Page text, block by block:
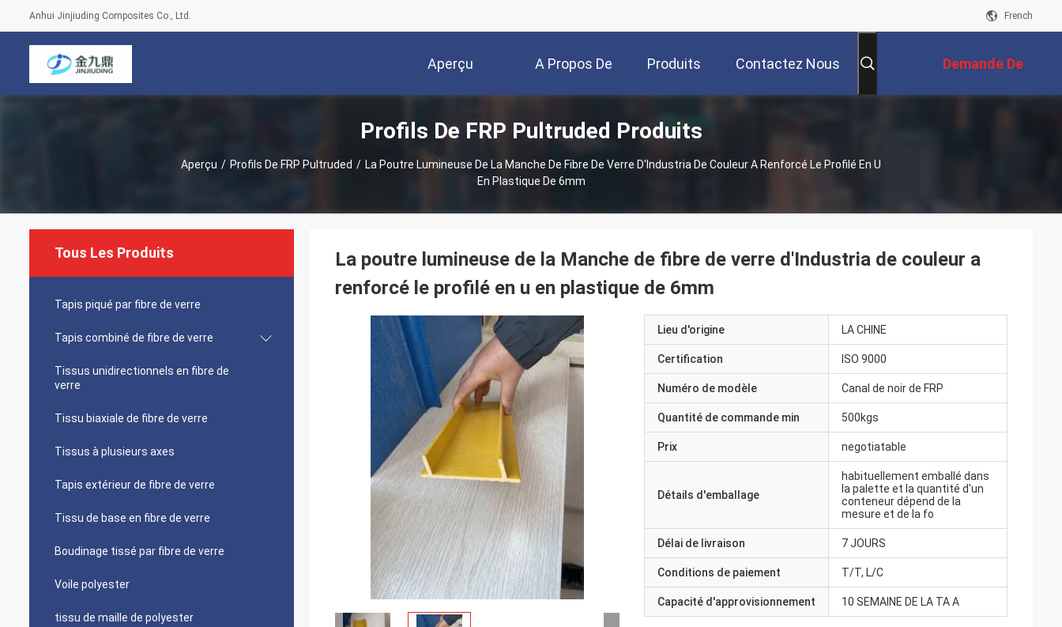
Anhui Jinjiuding Composites Co., Ltd. French
Aperçu A Propos De
Nous
Produits Contactez Nous Demande De
Soumission
Profils De FRP Pultruded Produits
Aperçu / Profils De FRP Pultruded / La Poutre Lumineuse De La Manche De Fibre De Verre D'Industria De Couleur A Renforcé Le Profilé En U
En Plastique De 6mm
Tous Les Produits
Tapis piqué par fibre de verre
Tapis combiné de fibre de verre
Tissus unidirectionnels en fibre de
verre
Tissu biaxiale de fibre de verre
Tissus à plusieurs axes
Tapis extérieur de fibre de verre
Tissu de base en fibre de verre
Boudinage tissé par fibre de verre
Voile polyester
tissu de maille de polyester
La poutre lumineuse de la Manche de fibre de verre d'Industria de couleur a
renforcé le profilé en u en plastique de 6mm
Lieu d'origine LA CHINE
Certification ISO 9000
Numéro de modèle Canal de noir de FRP
Quantité de commande min 500kgs
Prix negotiatable
Détails d'emballage
habituellement emballé dans
la palette et la quantité d'un
conteneur dépend de la
mesure et de la fo
Délai de livraison 7 JOURS
Conditions de paiement T/T, L/C
Capacité d'approvisionnement 10 SEMAINE DE LA TA A